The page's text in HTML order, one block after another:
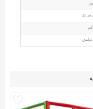
ضد زنگ
بزرگسال